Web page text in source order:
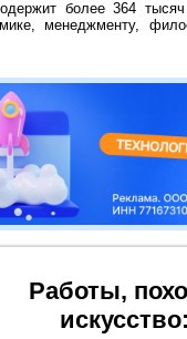
более 364
менеджменту,
Работы,